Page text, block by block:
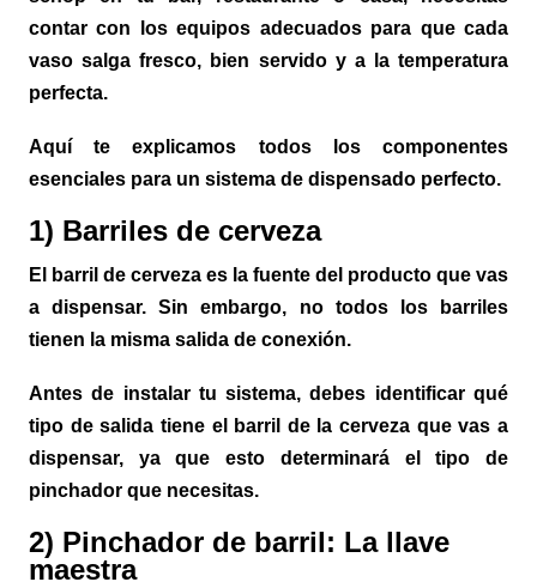
contar con los equipos adecuados para que cada
vaso salga fresco, bien servido y a la temperatura
perfecta.
Aquí te explicamos todos los componentes
esenciales para un sistema de dispensado perfecto.
1) Barriles de cerveza
El barril de cerveza es la fuente del producto que vas
a dispensar. Sin embargo, no todos los barriles
tienen la misma salida de conexión.
Antes de instalar tu sistema, debes identificar qué
tipo de salida tiene el barril de la cerveza que vas a
dispensar, ya que esto determinará el tipo de
pinchador que necesitas.
2) Pinchador de barril: La llave
maestra